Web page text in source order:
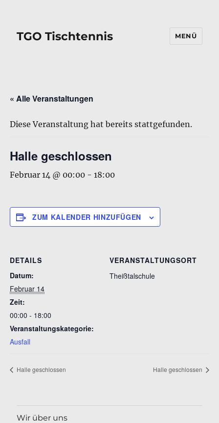
TGO Tischtennis MENÜ
« Alle Veranstaltungen
Diese Veranstaltung hat bereits stattgefunden.
Halle geschlossen
Februar 14 @ 00:00 - 18:00
ZUM KALENDER HINZUFÜGEN
DETAILS
Datum:
Februar 14
Zeit:
00:00 - 18:00
Veranstaltungskategorie:
Ausfall
VERANSTALTUNGSORT
Theißtalschule
Halle geschlossen Halle geschlossen
Wir über uns